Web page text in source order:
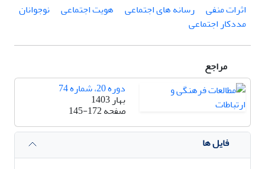
اثرات منفی
رسانه های اجتماعی هویت اجتماعی
نوجوانان
مددکار اجتماعی
مراجع
دوره 20، شماره 74
بهار 1403
صفحه145-172
فایل ها